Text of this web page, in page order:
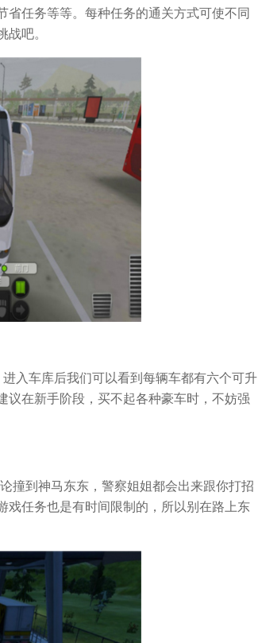
任务等等。每种任务的通关方式可使不同
吧。
入车库后我们可以看到每辆车都有六个可升
议在新手阶段，买不起各种豪车时，不妨强
撞到神马东东，警察姐姐都会出来跟你打招
戏任务也是有时间限制的，所以别在路上东